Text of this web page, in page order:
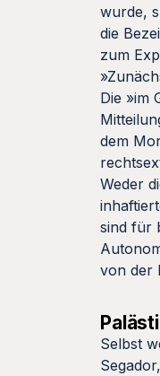
wurde,
die
zum
Die »im
dem
Weder
sind für
von der
Selbst